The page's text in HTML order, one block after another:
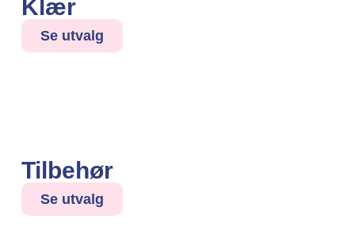
Klær
Se utvalg
Tilbehør
Se utvalg